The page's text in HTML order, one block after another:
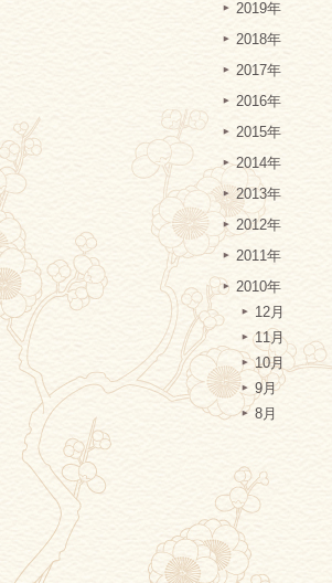
2019年
2018年
2017年
2016年
2015年
2014年
2013年
2012年
2011年
2010年
12月
11月
10月
9月
8月